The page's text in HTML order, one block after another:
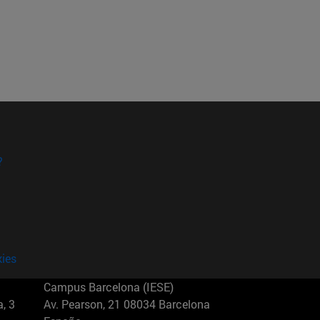
3
Campus Barcelona (IESE)
Av. Pearson, 21 08034 Barcelona